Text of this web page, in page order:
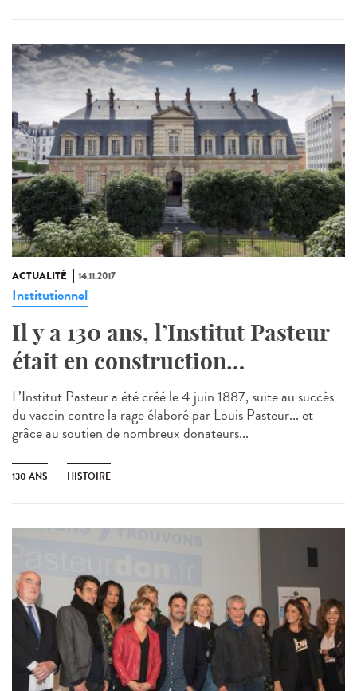
ACTUALITÉ 14.11.2017
Institutionnel
Il y a 130 ans, l’Institut Pasteur
était en construction…
L’Institut Pasteur a été créé le 4 juin 1887, suite au succès
du vaccin contre la rage élaboré par Louis Pasteur... et
grâce au soutien de nombreux donateurs...
130 ANS HISTOIRE